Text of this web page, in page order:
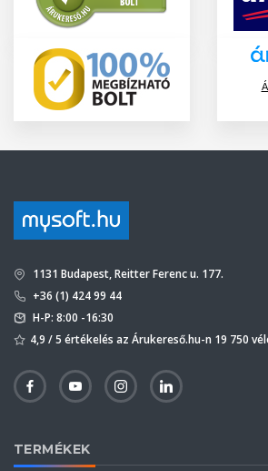
1131 Budapest, Reitter Ferenc u. 177.
+36 (1) 424 99 44
H-P: 8:00 -16:30
4,9 / 5 értékelés az Árukereső.hu-n 19 750
TERMÉKEK